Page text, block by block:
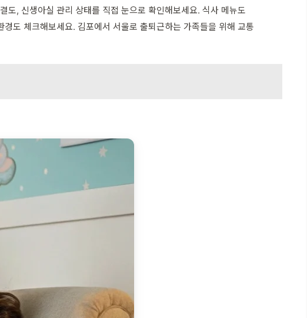
도, 신생아실 관리 상태를 직접 눈으로 확인해보세요. 식사 메뉴도
도 체크해보세요. 김포에서 서울로 출퇴근하는 가족들을 위해 교통